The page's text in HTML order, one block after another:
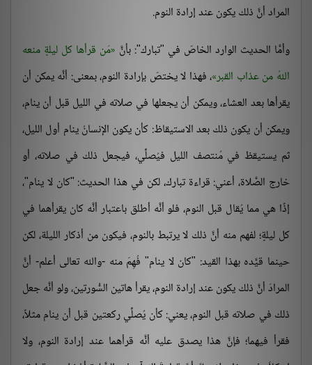
المراد أنَّ ذلك يكون عند إرادة النوم.
وأمَّا الحديث الوارد الخاصّ في "تبارك": بأنَّ مَن قرأها كل ليلةٍ منعه
اللهُ من عذاب القبر ، فهذا لا يختصّ بإرادة النوم، بمعنى: أنَّه يمكن أن
يقرأها بعد العشاء، ويمكن أن يجعلها في صلاته في الليل قبل أن ينام،
ويمكن أن يكون ذلك بعد الاستيقاظ: كأن يكون الإنسانُ ينام أول الليل،
ثم يستيقظ في مُنتصف الليل فيُصلِّي، فيجعل ذلك في صلاته، أو
خارج الصَّلاة، أعني: قراءة تبارك، لكن في هذا الحديث: "كان لا ينام"،
إذًا هي مما يُقال قبل النوم، فلو أنَّه أطلق باعتبار أنَّه كان يقرأهما في
كل ليلةٍ؛ لفهم منه أنَّ ذلك لا يرتبط بالنوم، فيكون من أذكار الليلة، لكن
حينما قيَّده بهذا القيد: "كان لا ينام" فُهِمَ منه -والله تعالى أعلم- أنَّ
المرادَ أنَّ ذلك يكون عند إرادة النوم، يقرأ هاتين السُّورتين، ولو أنَّه جعل
ذلك في صلاته قبل النوم، يعني: كأن يُصلِّي ركعتين قبل أن ينام مثلاً،
فقرأ فيهما؛ فإنَّ هذا يصدق عليه أنَّه قرأهما عند إرادة النوم، ولا